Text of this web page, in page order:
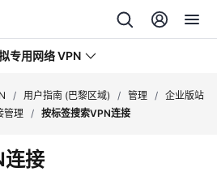
专用网络 VPN
/ 用户指南 (巴黎区域) / 管理 / 企业版站
管理 / 按标签搜索VPN连接
连接